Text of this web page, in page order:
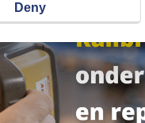
Deny